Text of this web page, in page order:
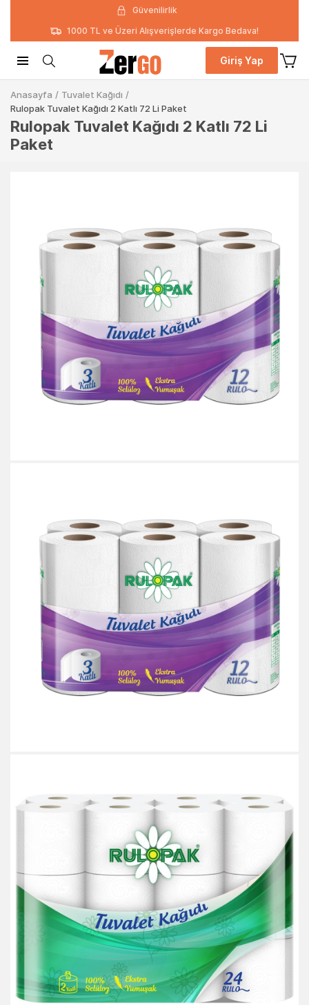
Güvenilirlik
1000 TL ve Üzeri Alışverişlerde Kargo Bedava!
Giriş Yap
Anasayfa / Tuvalet Kağıdı /
Rulopak Tuvalet Kağıdı 2 Katlı 72 Li Paket
Rulopak Tuvalet Kağıdı 2 Katlı 72 Li
Paket